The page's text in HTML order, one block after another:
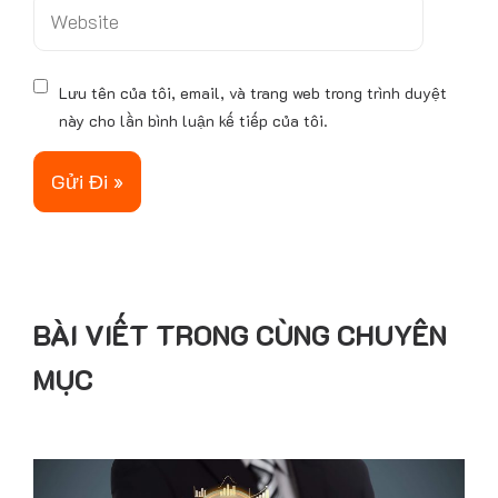
s
e
Lưu tên của tôi, email, và trang web trong trình duyệt
này cho lần bình luận kế tiếp của tôi.
BÀI VIẾT TRONG CÙNG CHUYÊN
MỤC